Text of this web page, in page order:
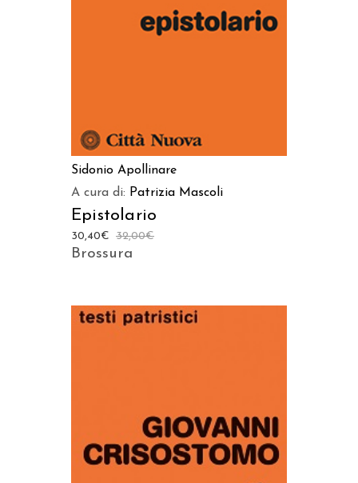
Sidonio Apollinare
A cura di: Patrizia Mascoli
Epistolario
32,00€
30,40€
Brossura
AGGIUNGI AL CARRELLO